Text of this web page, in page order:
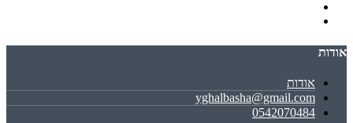
אודות
אודות
yghalbasha@gmail.com
0542070484